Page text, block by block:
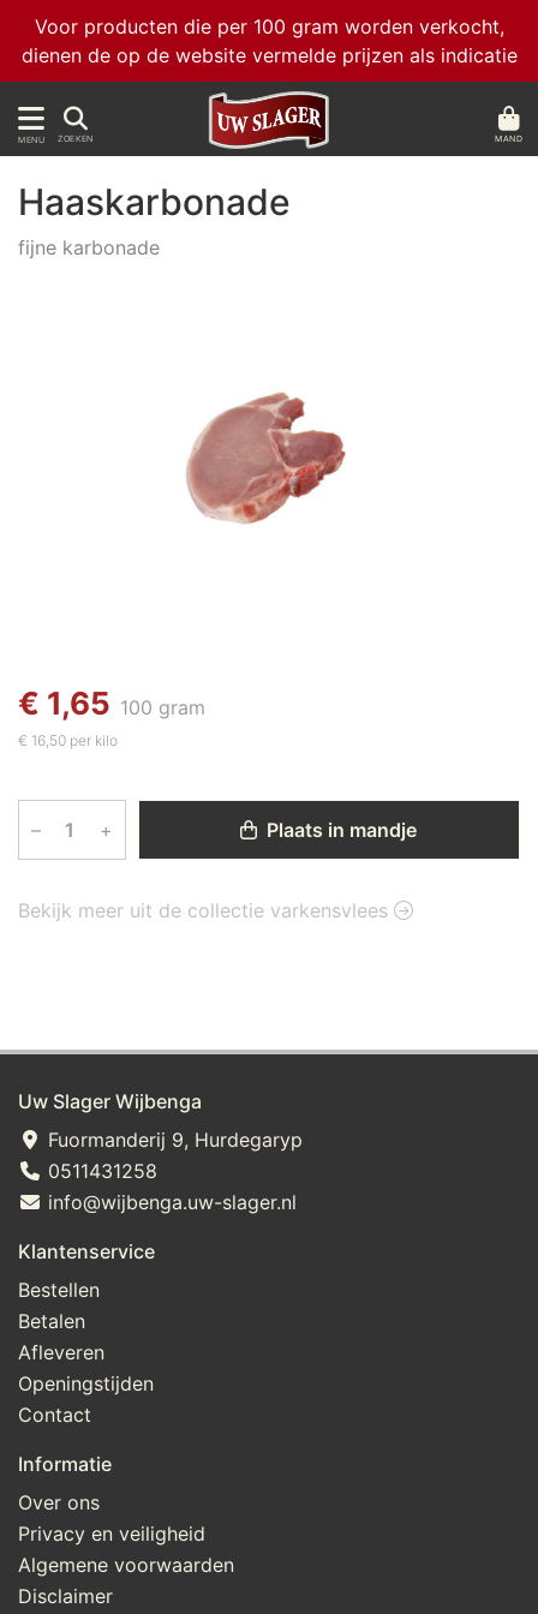
Voor producten die per 100 gram worden verkocht,
dienen de op de website vermelde prijzen als indicatie
MENU ZOEKEN MAND
Haaskarbonade
fijne karbonade
€ 1,65 100 gram
€ 16,50 per kilo
– + Plaats in mandje
Bekijk meer uit de collectie varkensvlees
Uw Slager Wijbenga
Fuormanderij 9, Hurdegaryp
0511431258
info@wijbenga.uw-slager.nl
Klantenservice
Bestellen
Betalen
Afleveren
Openingstijden
Contact
Informatie
Over ons
Privacy en veiligheid
Algemene voorwaarden
Disclaimer